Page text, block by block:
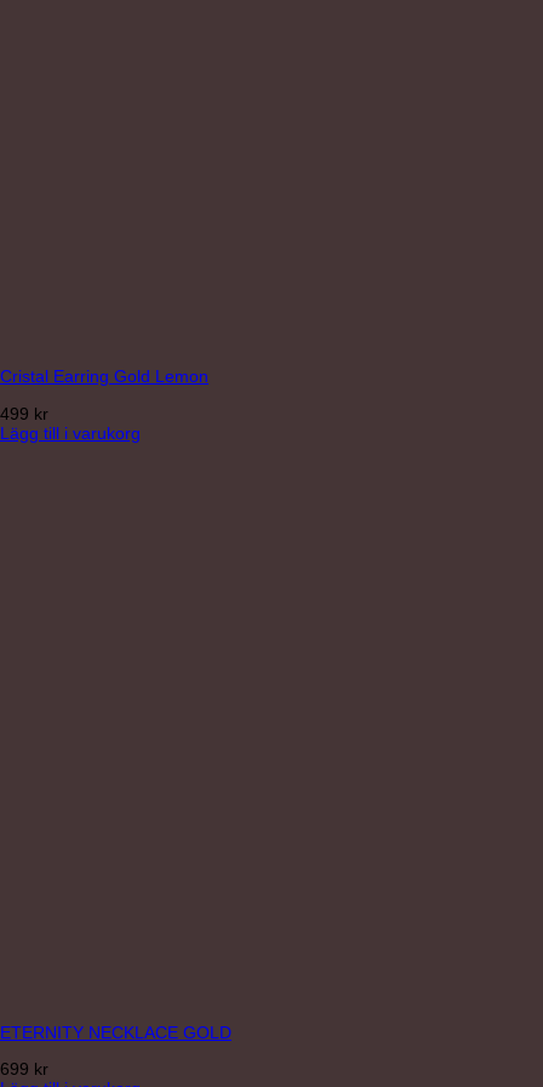
Cristal Earring Gold Lemon
499 kr
Lägg till i varukorg
ETERNITY NECKLACE GOLD
699 kr